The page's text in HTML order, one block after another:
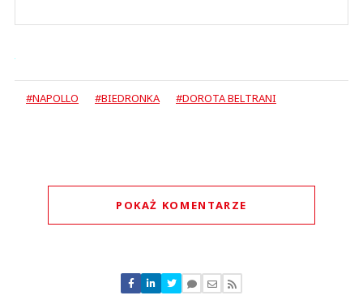
#NAPOLLO #BIEDRONKA #DOROTA BELTRANI
POKAŻ KOMENTARZE
Nie znaleziono komentarzy
Zostaw swoje komentarze